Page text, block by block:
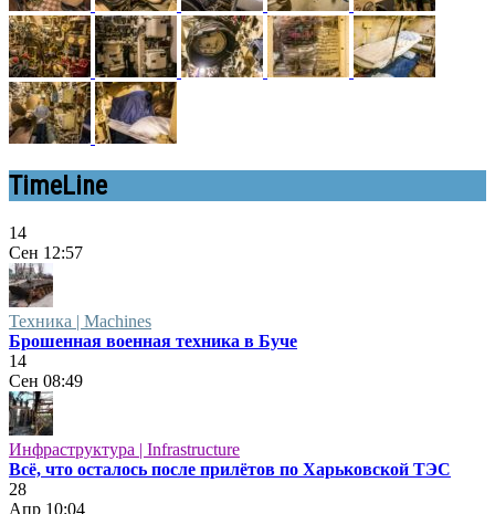
TimeLine
14
Сен 12:57
Техника | Machines
Брошенная военная техника в Буче
14
Сен 08:49
Инфраструктура | Infrastructure
Всё, что осталось после прилётов по Харьковской ТЭС
28
Апр 10:04